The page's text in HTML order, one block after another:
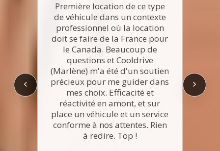
Première location de ce type
de véhicule dans un contexte
professionnel où la location
doit se faire de la France pour
le Canada. Beaucoup de
questions et Cooldrive
(Marlène) m'a été d'un soutien
précieux pour me guider dans
mes choix. Efficacité et
réactivité en amont, et sur
place un véhicule et un service
conforme à nos attentes. Rien
à redire. Top !